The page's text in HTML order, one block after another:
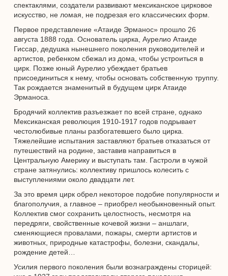
спектаклями, создатели развивают мексиканское цирковое
искусство, не ломая, не подрезая его классических форм.
Первое представление «Атаиде Эрманос» прошло 26
августа 1888 года. Основатель цирка, Аурелио Атаиде
Гиссар, дедушка нынешнего поколения руководителей и
артистов, ребенком сбежал из дома, чтобы устроиться в
цирк. Позже юный Аурелио убеждает братьев
присоединиться к нему, чтобы основать собственную труппу.
Так рождается знаменитый в будущем цирк Атаиде
Эрманоса.
Бродячий коллектив разъезжает по всей стране, однако
Мексиканская революция 1910-1917 годов подрывает
честолюбивые планы разбогатевшего было цирка.
Тяжелейшие испытания заставляют братьев отказаться от
путешествий на родине, заставив направиться в
Центральную Америку и выступать там. Гастроли в чужой
стране затянулись: коллективу пришлось колесить с
выступлениями около двадцати лет.
За это время цирк обрел некоторое подобие популярности и
благополучия, а главное – приобрел необыкновенный опыт.
Коллектив смог сохранить целостность, несмотря на
передряги, свойственные кочевой жизни – аншлаги,
сменяющиеся провалами, пожары, смерти артистов и
животных, природные катастрофы, болезни, скандалы,
рождение детей…
Усилия первого поколения были вознаграждены сторицей: